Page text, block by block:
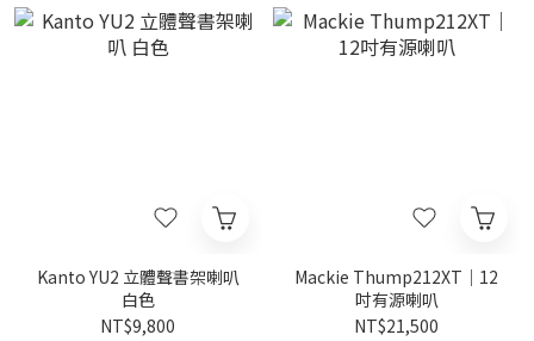
Kanto YU2 立體聲書架喇叭
白色
NT$9,800
Mackie Thump212XT｜12
吋有源喇叭
NT$21,500